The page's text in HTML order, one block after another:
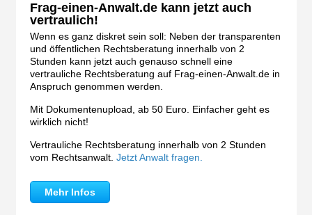
Frag-einen-Anwalt.de kann jetzt auch
vertraulich!
Wenn es ganz diskret sein soll: Neben der transparenten
und öffentlichen Rechtsberatung innerhalb von 2
Stunden kann jetzt auch genauso schnell eine
vertrauliche Rechtsberatung auf Frag-einen-Anwalt.de in
Anspruch genommen werden.
Mit Dokumentenupload, ab 50 Euro. Einfacher geht es
wirklich nicht!
Vertrauliche Rechtsberatung innerhalb von 2 Stunden
vom Rechtsanwalt. Jetzt Anwalt fragen.
Mehr Infos